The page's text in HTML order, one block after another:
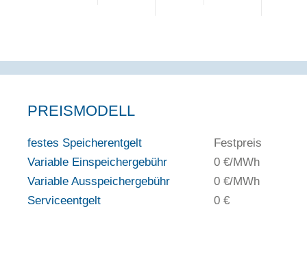
PREISMODELL
festes Speicherentgelt
Festpreis
Variable Einspeichergebühr
0 €/MWh
Variable Ausspeichergebühr
0 €/MWh
Serviceentgelt
0 €